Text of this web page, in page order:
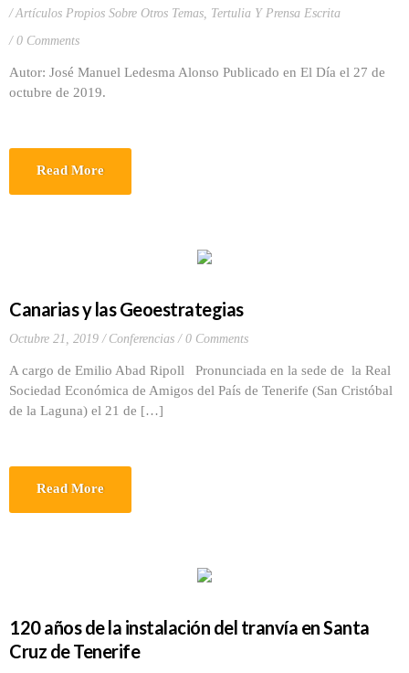
Artículos Propios Sobre Otros Temas, Tertulia Y Prensa Escrita
0 Comments
Autor: José Manuel Ledesma Alonso Publicado en El Día el 27 de
octubre de 2019.
Read More
Canarias y las Geoestrategias
Octubre 21, 2019 Conferencias 0 Comments
A cargo de Emilio Abad Ripoll Pronunciada en la sede de la Real
Sociedad Económica de Amigos del País de Tenerife (San Cristóbal
de la Laguna) el 21 de […]
Read More
120 años de la instalación del tranvía en Santa
Cruz de Tenerife